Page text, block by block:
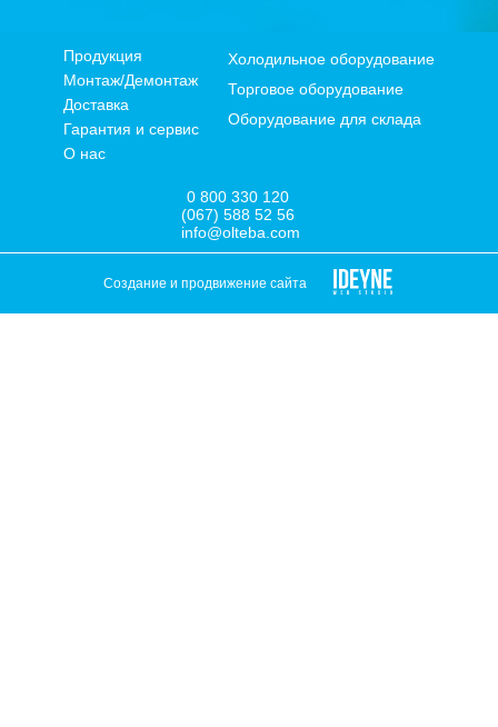
Продукция
Монтаж/Демонтаж
Доставка
Гарантия и сервис
О нас
Холодильное оборудование
Торговое оборудование
Оборудование для склада
0 800 330 120
(067) 588 52 56
info@olteba.com
Создание и продвижение сайта